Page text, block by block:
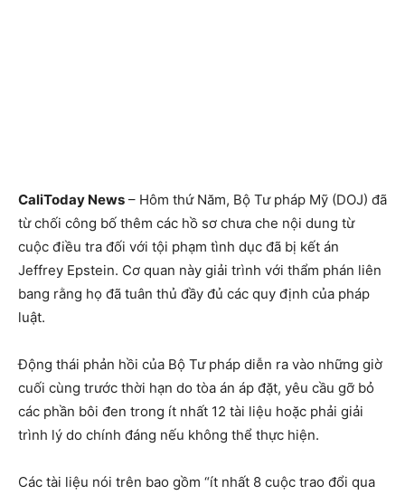
CaliToday News – Hôm thứ Năm, Bộ Tư pháp Mỹ (DOJ) đã
từ chối công bố thêm các hồ sơ chưa che nội dung từ
cuộc điều tra đối với tội phạm tình dục đã bị kết án
Jeffrey Epstein. Cơ quan này giải trình với thẩm phán liên
bang rằng họ đã tuân thủ đầy đủ các quy định của pháp
luật.
Động thái phản hồi của Bộ Tư pháp diễn ra vào những giờ
cuối cùng trước thời hạn do tòa án áp đặt, yêu cầu gỡ bỏ
các phần bôi đen trong ít nhất 12 tài liệu hoặc phải giải
trình lý do chính đáng nếu không thể thực hiện.
Các tài liệu nói trên bao gồm “ít nhất 8 cuộc trao đổi qua